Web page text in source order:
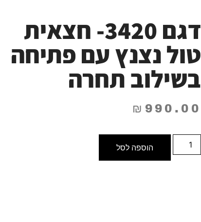
דגם 3420- חצאית
טול נצנץ עם פתיחה
בשילוב תחרה
₪ 990.00
הוספה לסל